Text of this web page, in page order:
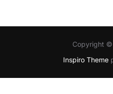
Copyright
Inspiro Theme